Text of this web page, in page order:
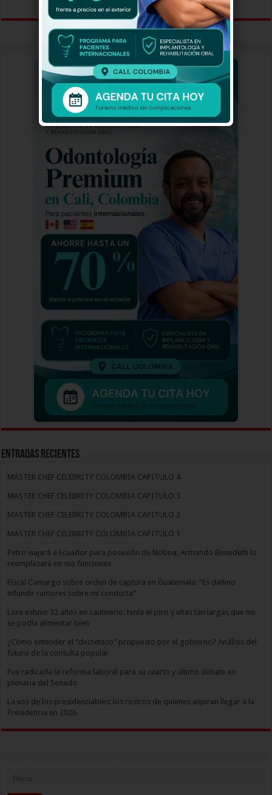
Entradas recientes
MASTER CHEF CELEBRITY COLOMBIA CAPITULO 4
MASTER CHEF CELEBRITY COLOMBIA CAPITULO 3
MASTER CHEF CELEBRITY COLOMBIA CAPITULO 2
MASTER CHEF CELEBRITY COLOMBIA CAPITULO 1
Petro viajará a Ecuador para posesión de Noboa: Armando Benedetti lo
reemplazará en sus funciones
Fiscal Camargo sobre orden de captura en Guatemala: “Es dañino
infundir rumores sobre mi conducta”
Lora estuvo 32 años en cautiverio: tenía el pico y uñas tan largas que no
se podía alimentar bien
¿Cómo entender el “decretazo” propuesto por el gobierno? Análisis del
futuro de la consulta popular
Fue radicada la reforma laboral para su cuarto y último debate en
plenaria del Senado
La voz de los presidenciables: los rostros de quienes aspiran llegar a la
Presidencia en 2026